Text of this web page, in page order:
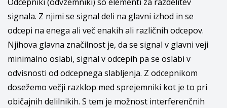
signala. Z njimi se signal deli na glavni izhod in se
odcepi na enega ali več enakih ali različnih odcepov.
Njihova glavna značilnost je, da se signal v glavni veji
minimalno oslabi, signal v odcepih pa se oslabi v
odvisnosti od odcepnega slabljenja. Z odcepnikom
dosežemo večji razklop med sprejemniki kot je to pri
običajnih delilnikih. S tem je možnost interferenčnih